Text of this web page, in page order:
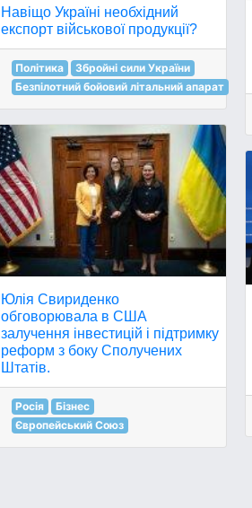
Навіщо Україні необхідний
експорт військової продукції?
Політика
Збройні сили України
Безпілотний бойовий літальний апарат
Юлія Свириденко
обговорювала в США
залучення інвестицій і підтримку
реформ з боку Сполучених
Штатів.
Росія
Бізнес
Європейський Союз